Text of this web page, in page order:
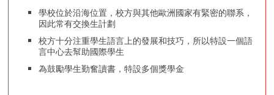
學校位於沿海位置，校方與其他歐洲國家有緊密的聯系，
因此常有交換生計劃
校方十分注重學生語言上的發展和技巧，所以特設一個語
言中心去幫助國際學生
為鼓勵學生勤奮讀書，特設多個獎學金